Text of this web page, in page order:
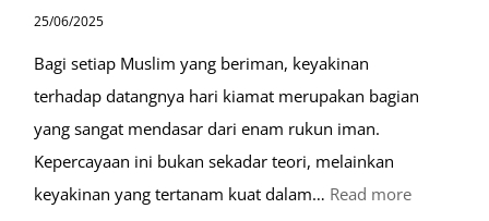
25/06/2025
Bagi setiap Muslim yang beriman, keyakinan
terhadap datangnya hari kiamat merupakan bagian
yang sangat mendasar dari enam rukun iman.
Kepercayaan ini bukan sekadar teori, melainkan
keyakinan yang tertanam kuat dalam… Read more: